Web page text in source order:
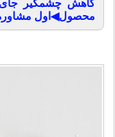
محصول◀اول مشاوره